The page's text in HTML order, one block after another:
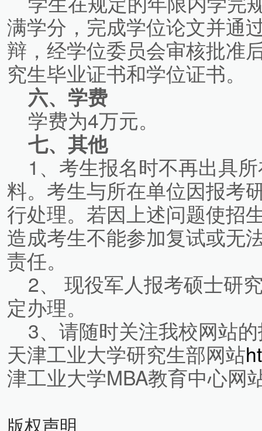
满学分，完成学位论文并通
辩，经学位委员会审核批准
究生毕业证书和学位证书。
六、学费
学费为4万元。
七、其他
1、考生报名时不再出具
料。考生与所在单位因报考
行处理。若因上述问题使招
造成考生不能参加复试或无
责任。
2、 现役军人报考硕士研
定办理。
3、请随时关注我校网站
天津工业大学研究生部网站
津工业大学MBA教育中心网
版权声明